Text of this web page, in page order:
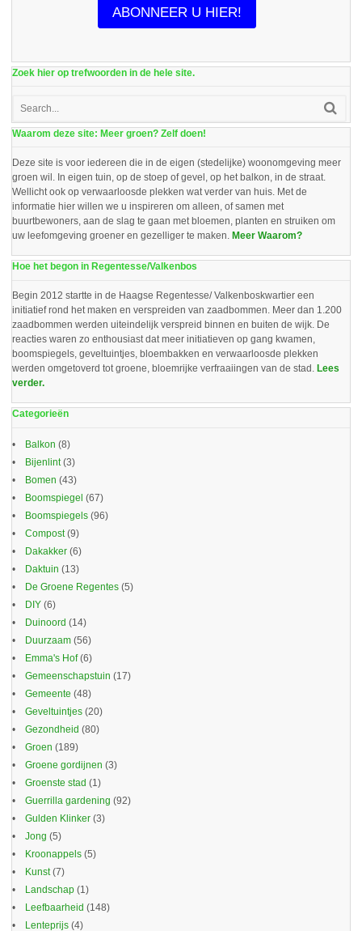
ABONNEER U HIER!
Zoek hier op trefwoorden in de hele site.
Waarom deze site: Meer groen? Zelf doen!
Deze site is voor iedereen die in de eigen (stedelijke) woonomgeving meer
groen wil. In eigen tuin, op de stoep of gevel, op het balkon, in de straat.
Wellicht ook op verwaarloosde plekken wat verder van huis. Met de
informatie hier willen we u inspireren om alleen, of samen met
buurtbewoners, aan de slag te gaan met bloemen, planten en struiken om
uw leefomgeving groener en gezelliger te maken. Meer Waarom?
Hoe het begon in Regentesse/Valkenbos
Begin 2012 startte in de Haagse Regentesse/ Valkenboskwartier een
initiatief rond het maken en verspreiden van zaadbommen. Meer dan 1.200
zaadbommen werden uiteindelijk verspreid binnen en buiten de wijk. De
reacties waren zo enthousiast dat meer initiatieven op gang kwamen,
boomspiegels, geveltuintjes, bloembakken en verwaarloosde plekken
werden omgetoverd tot groene, bloemrijke verfraaiingen van de stad. Lees
verder.
Categorieën
Balkon (8)
Bijenlint(3)
Bomen (43)
Boomspiegel (67)
Boomspiegels (96)
Compost(9)
Dakakker (6)
Daktuin (13)
De Groene Regentes (5)
DIY (6)
Duinoord (14)
Duurzaam (56)
Emma's Hof(6)
Gemeenschapstuin (17)
Gemeente (48)
Geveltuintjes (20)
Gezondheid (80)
Groen (189)
Groene gordijnen (3)
Groenste stad (1)
Guerrilla gardening (92)
Gulden Klinker (3)
Jong (5)
Kroonappels (5)
Kunst(7)
Landschap (1)
Leefbaarheid (148)
Lenteprijs (4)